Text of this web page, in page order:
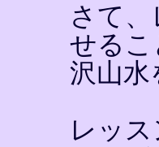
さて
せる
沢山水
レッ